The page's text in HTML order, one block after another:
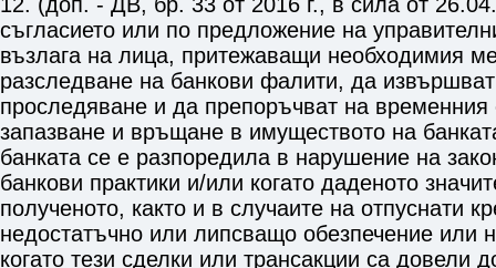
съгласието или по предложение на
възлага на лица, притежаващи необходимия
разследване на банкови фалити, да
проследяване и да препоръчват на временния
запазване и връщане в имуществото на
банката се е разпоредила в нарушение на
банкови практики и/или когато даденото
полученото, както и в случаите на отпуснати
недостатъчно или липсващо обезпечение или
когато тези сделки или трансакции са довели